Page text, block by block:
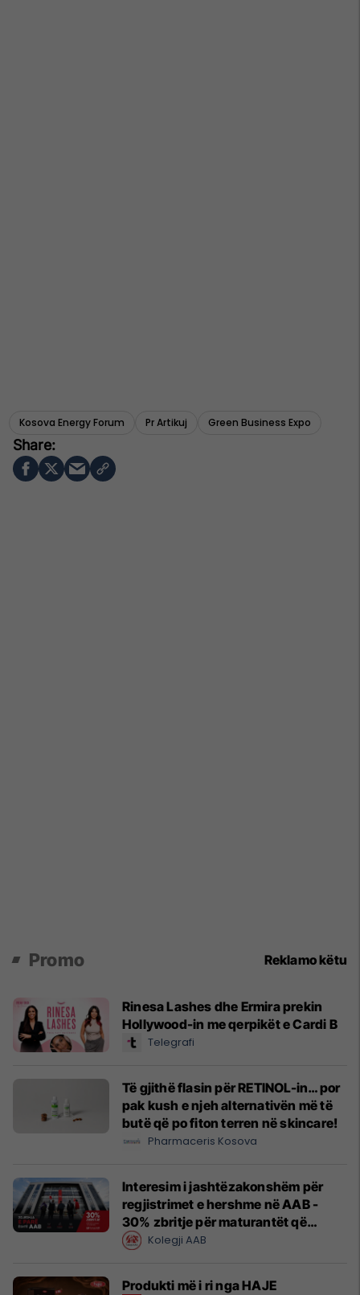
Kosova Energy Forum Pr Artikuj Green Business Expo
Promo Reklamo këtu
Rinesa Lashes dhe Ermira prekin
Hollywood-in me qerpikët e Cardi B
Telegrafi
Të gjithë flasin për RETINOL-in… por
pak kush e njeh alternativën më të
butë që po fiton terren në skincare!
Pharmaceris Kosova
Interesim i jashtëzakonshëm për
regjistrimet e hershme në AAB -
30% zbritje për maturantët që
regjistrohen tani
Kolegji AAB
Produkti më i ri nga HAJE